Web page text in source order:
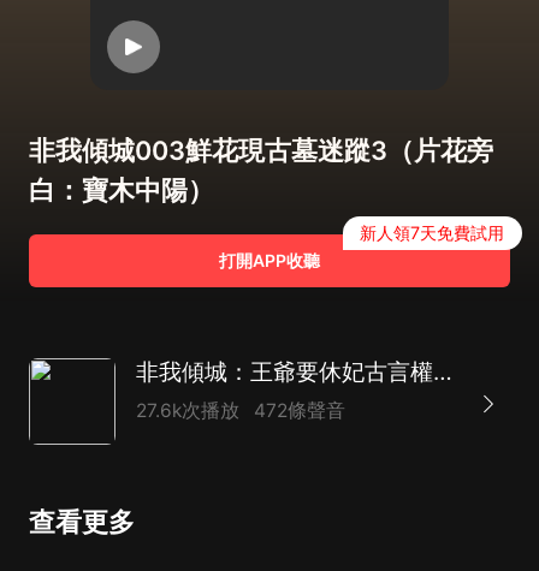
非我傾城003鮮花現古墓迷蹤3（片花旁
白：寶木中陽）
打開APP收聽
新人領7天免費試用
非我傾城：王爺要休妃古言權謀多人劇丨梁小漁領銜
27.6k次播放 472條聲音
查看更多